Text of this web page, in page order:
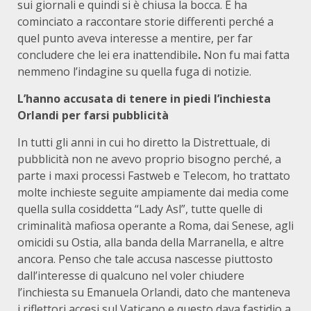
sui giornali e quindi si è chiusa la bocca. E ha
cominciato a raccontare storie differenti perché a
quel punto aveva interesse a mentire, per far
concludere che lei era inattendibile. Non fu mai fatta
nemmeno l’indagine su quella fuga di notizie.
L’hanno accusata di tenere in piedi l’inchiesta
Orlandi per farsi pubblicità
In tutti gli anni in cui ho diretto la Distrettuale, di
pubblicità non ne avevo proprio bisogno perché, a
parte i maxi processi Fastweb e Telecom, ho trattato
molte inchieste seguite ampiamente dai media come
quella sulla cosiddetta “Lady Asl”, tutte quelle di
criminalità mafiosa operante a Roma, dai Senese, agli
omicidi su Ostia, alla banda della Marranella, e altre
ancora. Penso che tale accusa nascesse piuttosto
dall’interesse di qualcuno nel voler chiudere
l’inchiesta su Emanuela Orlandi, dato che manteneva